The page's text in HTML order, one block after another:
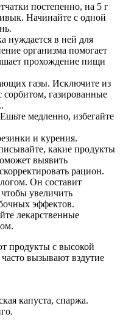
постепенно, на 5 г
Начинайте с одной
нуждается в ней для
организма помогает
прохождение пищи
газы. Исключите из
сорбитом, газированные
медленно, избегайте
и курения.
какие продукты
выявить
рацион.
Он составит
увеличить
эффектов.
лекарственные
продукты с высокой
вызывают вздутие
капуста, спаржа.